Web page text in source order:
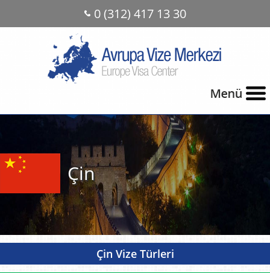
0 (312) 417 13 30
Çin
Çin Vize Türleri